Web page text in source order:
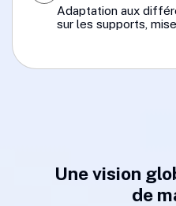
Adaptation aux
sur les supports,
Une vision
de